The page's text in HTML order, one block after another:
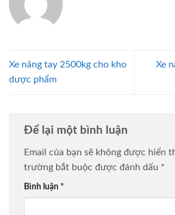
Xe nâng tay 2500kg cho kho
dược phẩm
Xe
Để lại một bình luận
Email của bạn sẽ không được hiển
trường bắt buộc được đánh dấu *
Bình luận *